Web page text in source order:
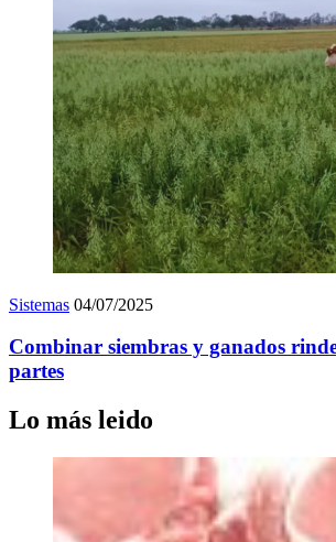
Sistemas 04/07/2025
Combinar siembras y ganados
partes
Lo más leido